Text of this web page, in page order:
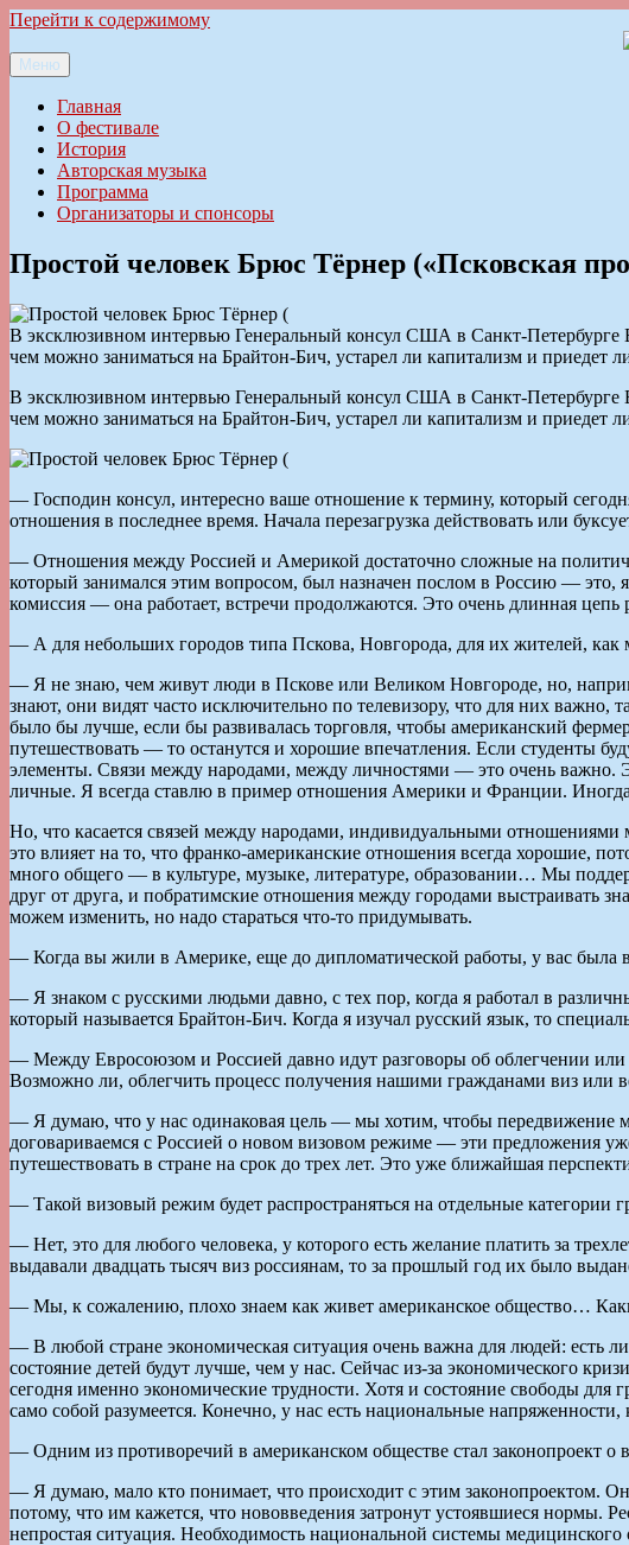
Перейти к содержимому
Ильменский фестиваль авторской песни
Меню
Главная
О фестивале
История
Авторская музыка
Программа
Организаторы и спонсоры
Простой человек Брюс Тёрнер («Псковская
В эксклюзивном интервью Генеральный консул США в Санкт-Петербурге
чем можно заниматься на Брайтон-Бич, устарел ли капитализм и приедет
В эксклюзивном интервью Генеральный консул США в Санкт-Петербурге
чем можно заниматься на Брайтон-Бич, устарел ли капитализм и приедет
— Господин консул, интересно ваше отношение к термину, который
отношения в последнее время. Начала перезагрузка действовать или
— Отношения между Россией и Америкой достаточно сложные на
который занимался этим вопросом, был назначен послом в Россию — это,
комиссия — она работает, встречи продолжаются. Это очень длинная
— А для небольших городов типа Пскова, Новгорода, для их жителей, как
— Я не знаю, чем живут люди в Пскове или Великом Новгороде, но,
знают, они видят часто исключительно по телевизору, что для них
было бы лучше, если бы развивалась торговля, чтобы американский
путешествовать — то останутся и хорошие впечатления. Если студенты
элементы. Связи между народами, между личностями — это очень важно.
личные. Я всегда ставлю в пример отношения Америки и Франции.
Но, что касается связей между народами, индивидуальными
это влияет на то, что франко-американские отношения всегда хорошие,
много общего — в культуре, музыке, литературе, образовании… Мы
друг от друга, и побратимские отношения между городами выстраивать
можем изменить, но надо стараться что-то придумывать.
— Когда вы жили в Америке, еще до дипломатической работы, у вас была
— Я знаком с русскими людьми давно, с тех пор, когда я работал в
который называется Брайтон-Бич. Когда я изучал русский язык, то
— Между Евросоюзом и Россией давно идут разговоры об облегчении
Возможно ли, облегчить процесс получения нашими гражданами виз или
— Я думаю, что у нас одинаковая цель — мы хотим, чтобы передвижение
договариваемся с Россией о новом визовом режиме — эти
путешествовать в стране на срок до трех лет. Это уже ближайшая
— Такой визовый режим будет распространяться на отдельные категории
— Нет, это для любого человека, у которого есть желание платить за
выдавали двадцать тысяч виз россиянам, то за прошлый год их было
— Мы, к сожалению, плохо знаем как живет американское общество…
— В любой стране экономическая ситуация очень важна для людей: есть
состояние детей будут лучше, чем у нас. Сейчас из-за экономического
сегодня именно экономические трудности. Хотя и состояние свободы
само собой разумеется. Конечно, у нас есть национальные
— Одним из противоречий в американском обществе стал законопроект
— Я думаю, мало кто понимает, что происходит с этим законопроектом.
потому, что им кажется, что нововведения затронут устоявшиеся нормы.
непростая ситуация. Необходимость национальной системы